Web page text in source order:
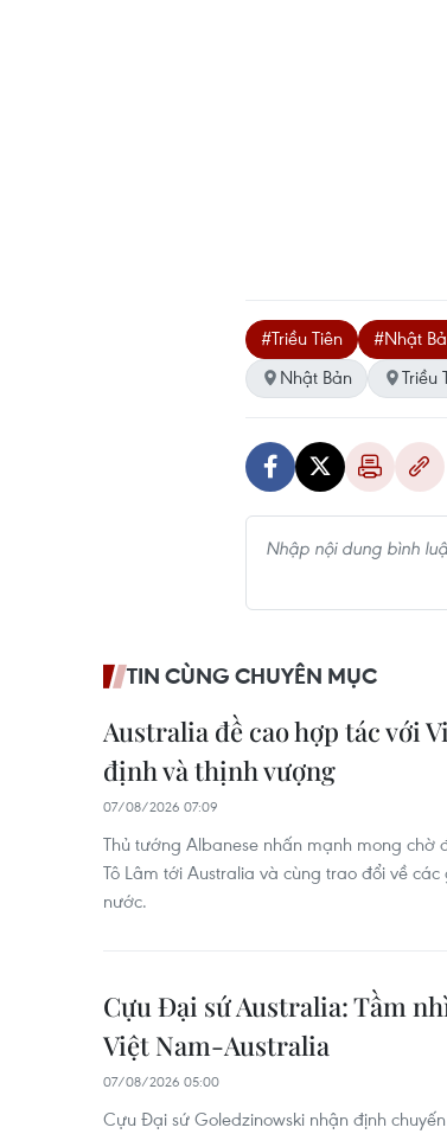
#Triều Tiên #Nhật
Nhật Bản
Triều
TIN CÙNG CHUYÊN MỤC
Australia đề cao hợp tác với
định và thịnh vượng
07/08/2026 07:09
Thủ tướng Albanese nhấn mạnh mong chờ
Tô Lâm tới Australia và cùng trao đổi về
nước.
Cựu Đại sứ Australia: Tầm
Việt Nam-Australia
07/08/2026 05:00
Cựu Đại sứ Goledzinowski nhận định